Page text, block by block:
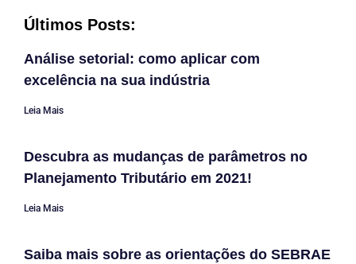
Últimos Posts:
Análise setorial: como aplicar com
excelência na sua indústria
Leia Mais
Descubra as mudanças de parâmetros no
Planejamento Tributário em 2021!
Leia Mais
Saiba mais sobre as orientações do SEBRAE